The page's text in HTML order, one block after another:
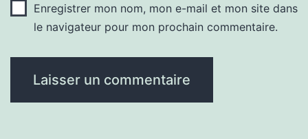
Enregistrer mon nom, mon e-mail et mon site dans
le navigateur pour mon prochain commentaire.